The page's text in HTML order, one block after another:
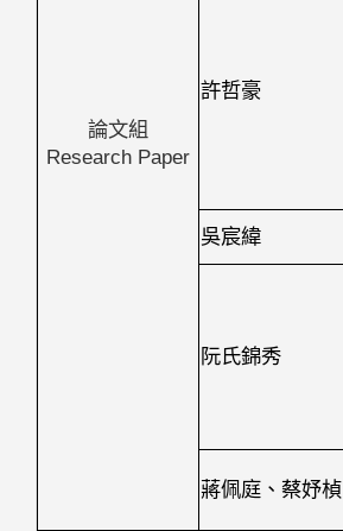
論文組
Research Paper
許哲豪
吳宸緯
阮氏錦秀
蔣佩庭、蔡妤楨